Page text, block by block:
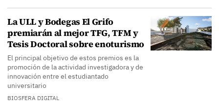
La ULL y Bodegas El Grifo
premiarán al mejor TFG, TFM y
Tesis Doctoral sobre enoturismo
El principal objetivo de estos premios es la
promoción de la actividad investigadora y de
innovación entre el estudiantado
universitario
BIOSFERA DIGITAL